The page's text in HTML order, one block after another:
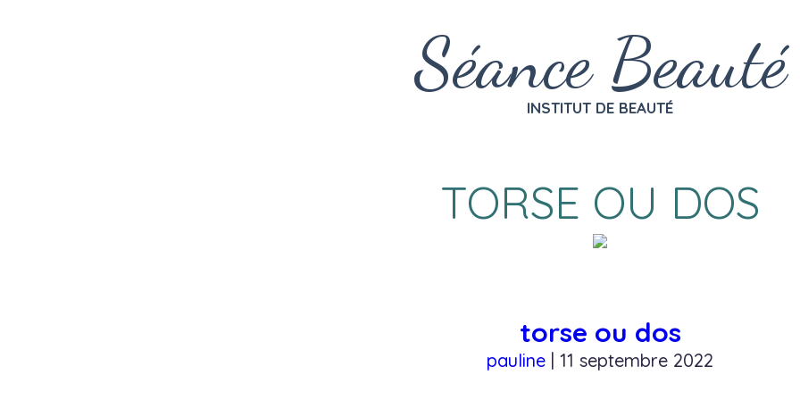
Séance Beauté
INSTITUT DE BEAUTÉ
TORSE OU DOS
torse ou dos
pauline | 11 septembre 2022